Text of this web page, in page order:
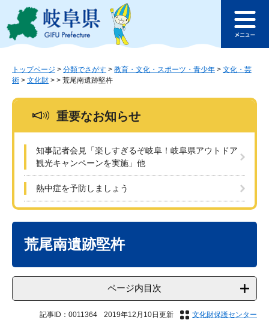
ジ
ュ
このページの本文へ
ュ
トップページ > 分類でさがす > 教育・文化・スポーツ・青少年 > 文化・芸
術 > 文化財 > > 荒尾南遺跡堅杵
重要なお知らせ
知事記者会見「楽しすぎるぞ岐阜！岐阜県アウトドア
観光キャンペーンを実施」他
熱中症を予防しましょう
荒尾南遺跡堅杵
ページ内目次
記事ID：0011364 2019年12月10日更新 文化財保護センター